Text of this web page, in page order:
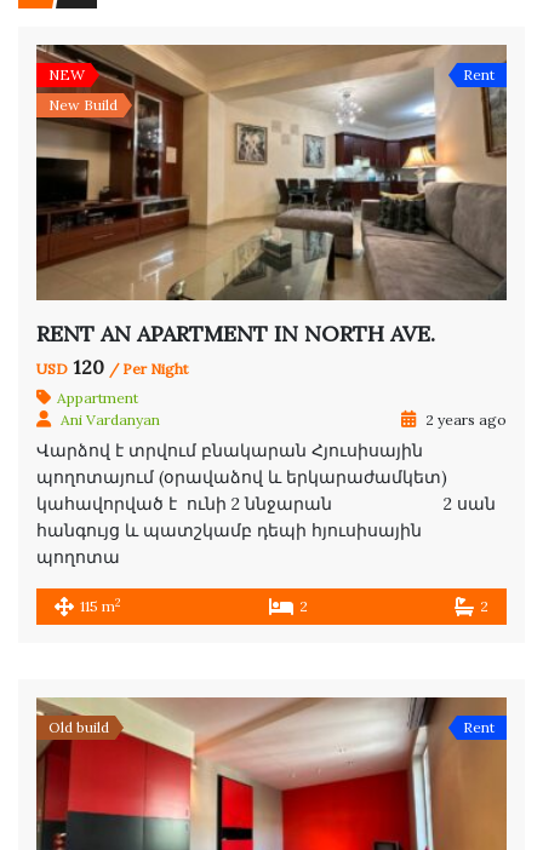
NEW
New Build
Rent
RENT AN APARTMENT IN NORTH AVE.
USD 120 / Per Night
Appartment
Ani Vardanyan
2 years ago
Վարձով է տրվում բնակարան Հյուսիսային
պողոտայում (օրավաձով և երկարաժամկետ)
կահավորված է ունի 2 ննջարան 2 սան
հանգույց և պատշկամբ դեպի հյուսիսային
պողոտա
115 m2 2 2
Old build Rent